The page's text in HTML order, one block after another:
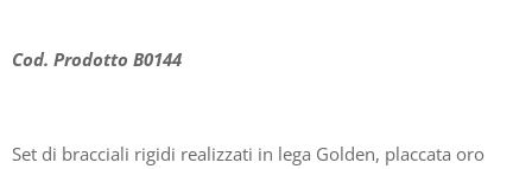
Cod. Prodotto B0144
Set di bracciali rigidi realizzati in lega Golden, placcata oro